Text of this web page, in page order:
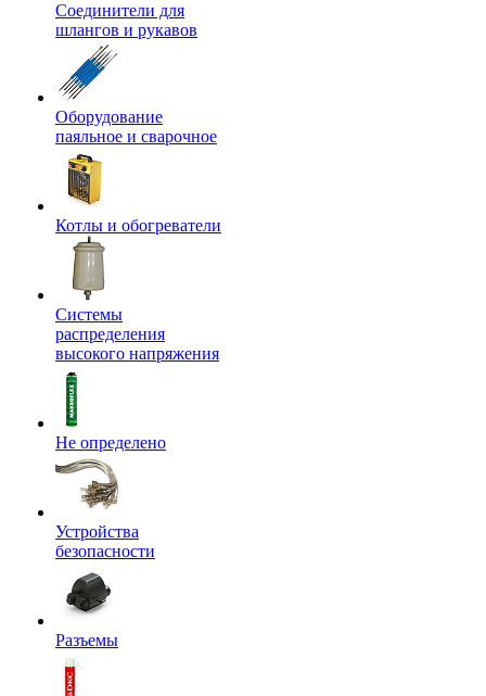
Соединители для
шлангов и рукавов
Оборудование
паяльное и сварочное
Котлы и обогреватели
Системы
распределения
высокого напряжения
Не определено
Устройства
безопасности
Разъемы